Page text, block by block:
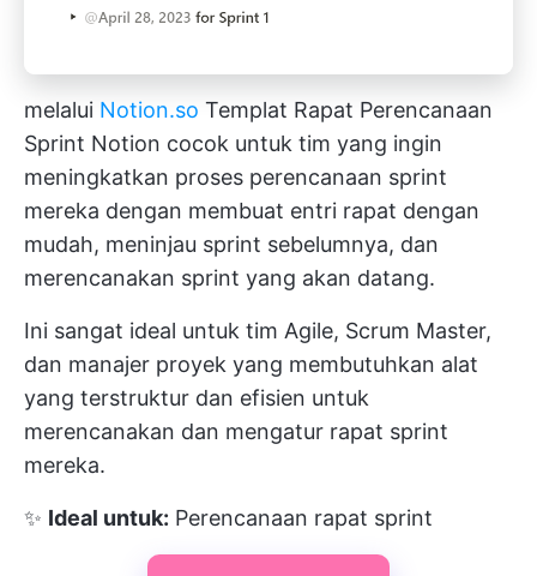
melalui Notion.so Templat Rapat Perencanaan
Sprint Notion cocok untuk tim yang ingin
meningkatkan proses perencanaan sprint
mereka dengan membuat entri rapat dengan
mudah, meninjau sprint sebelumnya, dan
merencanakan sprint yang akan datang.
Ini sangat ideal untuk tim Agile, Scrum Master,
dan manajer proyek yang membutuhkan alat
yang terstruktur dan efisien untuk
merencanakan dan mengatur rapat sprint
mereka.
✨ Ideal untuk: Perencanaan rapat sprint